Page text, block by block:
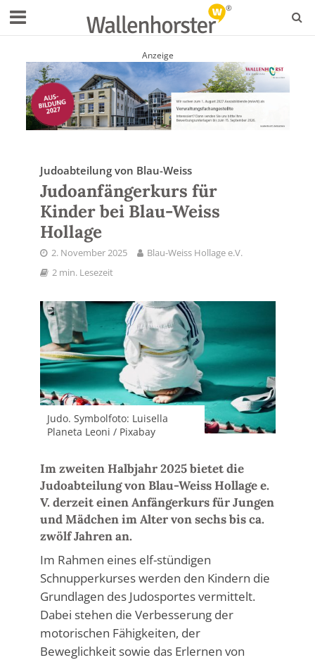
Anzeige
Judoabteilung von Blau-Weiss
Judoanfängerkurs für
Kinder bei Blau-Weiss
Hollage
2. November 2025
Blau-Weiss Hollage e.V.
2 min. Lesezeit
Judo. Symbolfoto: Luisella
Planeta Leoni / Pixabay
Im zweiten Halbjahr 2025 bietet die
Judoabteilung von Blau-Weiss Hollage e.
V. derzeit einen Anfängerkurs für Jungen
und Mädchen im Alter von sechs bis ca.
zwölf Jahren an.
Im Rahmen eines elf-stündigen
Schnupperkurses werden den Kindern die
Grundlagen des Judosportes vermittelt.
Dabei stehen die Verbesserung der
motorischen Fähigkeiten, der
Beweglichkeit sowie das Erlernen von